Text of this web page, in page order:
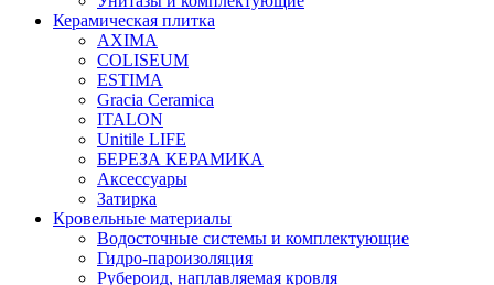
Керамическая плитка
AXIMA
COLISEUM
ESTIMA
Gracia Ceramica
ITALON
Unitile LIFE
БЕРЕЗА КЕРАМИКА
Аксессуары
Затирка
Кровельные материалы
Водосточные системы и комплектующие
Гидро-пароизоляция
Рубероид, наплавляемая кровля